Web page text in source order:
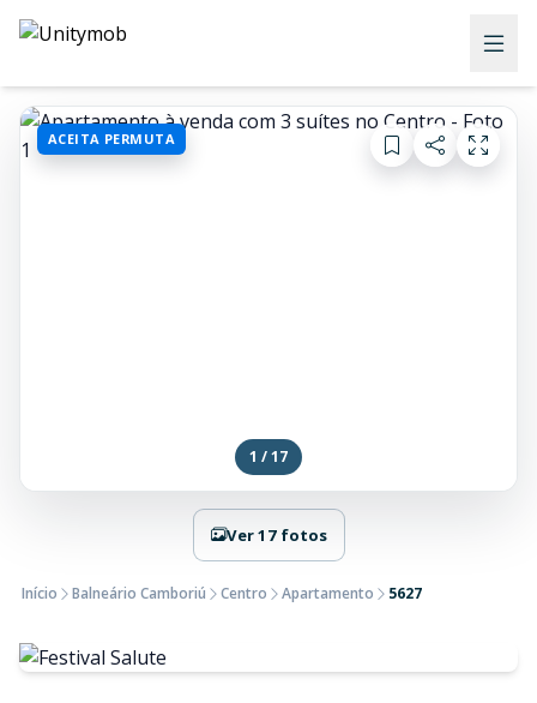
ACEITA PERMUTA
1 / 17
Ver 17 fotos
Início Balneário Camboriú Centro Apartamento 5627